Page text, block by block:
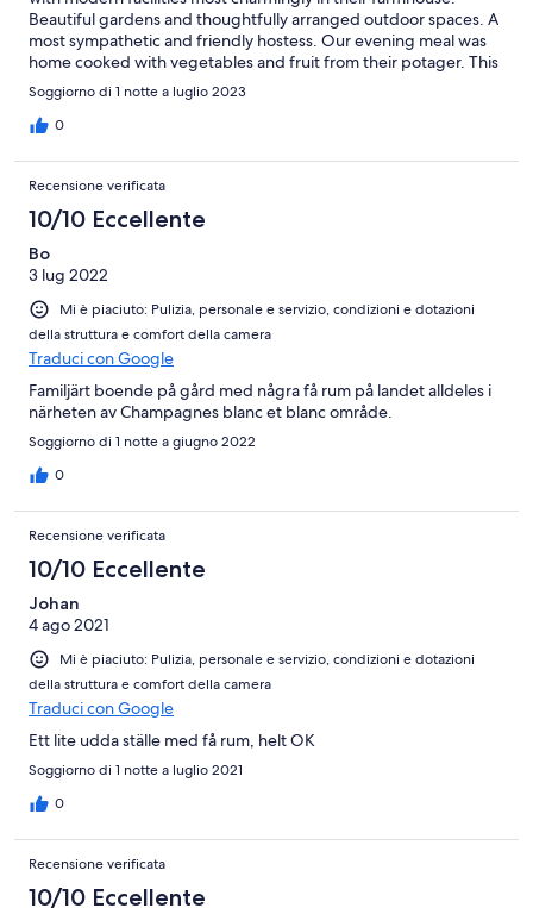
Beautiful gardens and thoughtfully arranged outdoor spaces. A
most sympathetic and friendly hostess. Our evening meal was
home cooked with vegetables and fruit from their potager. This
will be our default stopover and we fully intend to stay a few
nights and explore the area by bicycle in the future.
Soggiorno di 1 notte a luglio 2023
0
Recensione verificata
10/10 Eccellente
Bo
3 lug 2022
Mi è piaciuto: Pulizia, personale e servizio, condizioni e dotazioni
della struttura e comfort della camera
Traduci con Google
Familjärt boende på gård med några få rum på landet alldeles i
närheten av Champagnes blanc et blanc område.
Soggiorno di 1 notte a giugno 2022
0
Recensione verificata
10/10 Eccellente
Johan
4 ago 2021
Mi è piaciuto: Pulizia, personale e servizio, condizioni e dotazioni
della struttura e comfort della camera
Traduci con Google
Ett lite udda ställe med få rum, helt OK
Soggiorno di 1 notte a luglio 2021
0
Recensione verificata
10/10 Eccellente